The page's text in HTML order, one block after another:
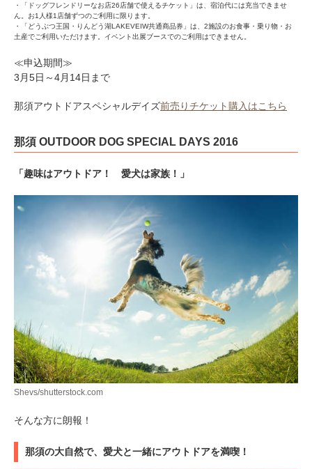
・「ドッグフレンドリーなお店26店舗で使えるチケット」は、宿泊代には充当できませ
ん。お1人様1店舗ずつのご利用に限ります。
・「どうぶつ王国・りんどう湖LAKEVEIW共通商品券」は、2施設のお食事・乗り物・お
土産でご利用いただけます。イベント出展ブースでのご利用はできません。
≪申込期間≫
3月5日～4月14日まで
那須アウトドアスペシャルデイズ前売りチケット購入はこちら
那須 OUTDOOR DOG SPECIAL DAYS 2016
「趣味はアウトドア！ 愛犬は家族！」
Shevs/shutterstock.com
そんな方に朗報！
那須の大自然で、愛犬と一緒にアウトドアを満喫！